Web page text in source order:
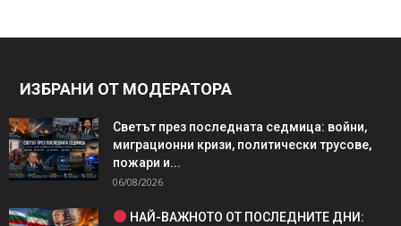
ИЗБРАНИ ОТ МОДЕРАТОРА
Светът през последната седмица: войни,
миграционни кризи, политически трусове,
пожари и...
06/08/2026
НАЙ-ВАЖНОТО ОТ ПОСЛЕДНИТЕ ДНИ: